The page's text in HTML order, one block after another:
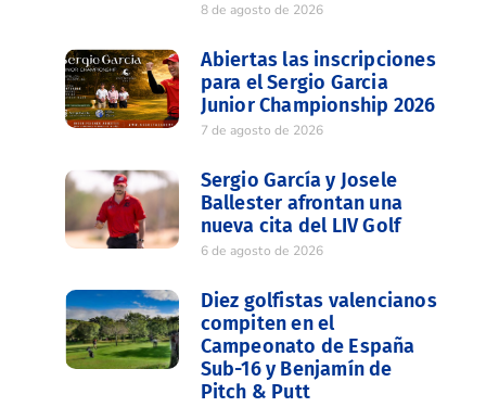
8 de agosto de 2026
Abiertas las inscripciones
para el Sergio Garcia
Junior Championship 2026
7 de agosto de 2026
Sergio García y Josele
Ballester afrontan una
nueva cita del LIV Golf
6 de agosto de 2026
Diez golfistas valencianos
compiten en el
Campeonato de España
Sub-16 y Benjamín de
Pitch & Putt